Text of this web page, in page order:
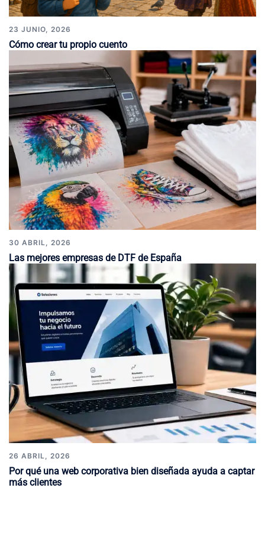
23 JUNIO, 2026
Cómo crear tu propio cuento
30 ABRIL, 2026
Las mejores empresas de DTF de España
26 ABRIL, 2026
Por qué una web corporativa bien diseñada ayuda a captar
más clientes